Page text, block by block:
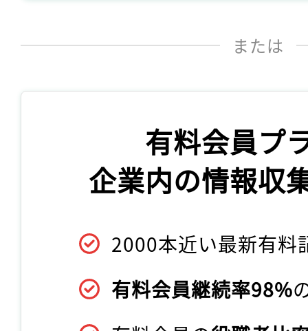
または
有料会員プ
企業内の情報収
2000本近い最新有料
有料会員継続率98%